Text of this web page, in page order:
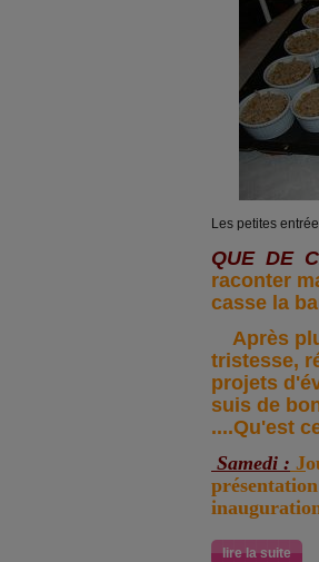
Les petites
QUE DE
raconter
casse la
Après
tristesse,
projets
suis de
....Qu'est
Samedi : J
lire la suite